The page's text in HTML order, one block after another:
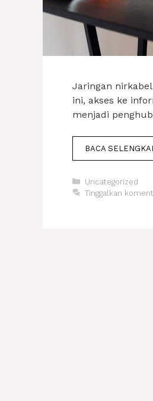
Jaringan
ini, akses ke
menjadi
BACA
Kategori
Uncategorized
Tinggalkan